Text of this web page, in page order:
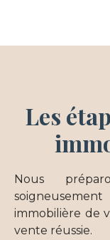
Les
Nous
immobilière de
vente réussie.